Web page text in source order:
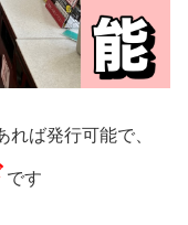
ば発行可能で、
です